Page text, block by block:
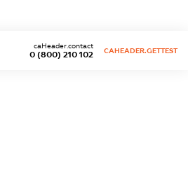
0 (800) 210 102
caHeader.contact
CAHEADER.GETTEST